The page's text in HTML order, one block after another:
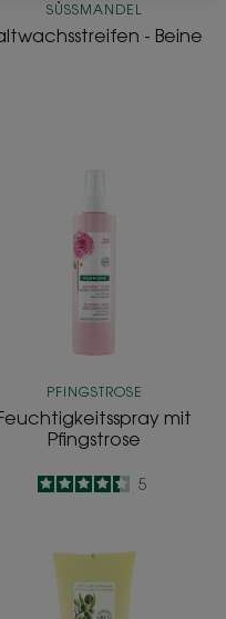
SÜSSMANDEL
- Beine
Pfingstrose
PFINGSTROSE
mit
Pfingstrose
4.4
/
5
5
Mandelmilch-
Duschcreme